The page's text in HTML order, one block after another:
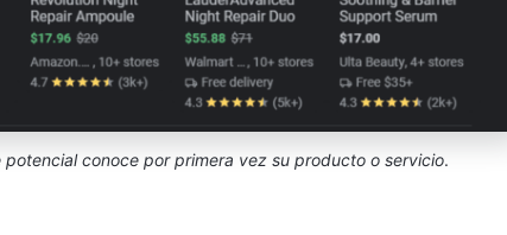
conoce por primera vez su producto o servicio.